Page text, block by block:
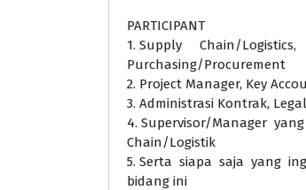
PARTICIPANT
1. Supply Chain/
Purchasing/Procurement
2. Project Manager, Key
3. Administrasi Kontrak,
4. Supervisor/Manager
Chain/Logistik
5. Serta siapa saja yang
bidang ini